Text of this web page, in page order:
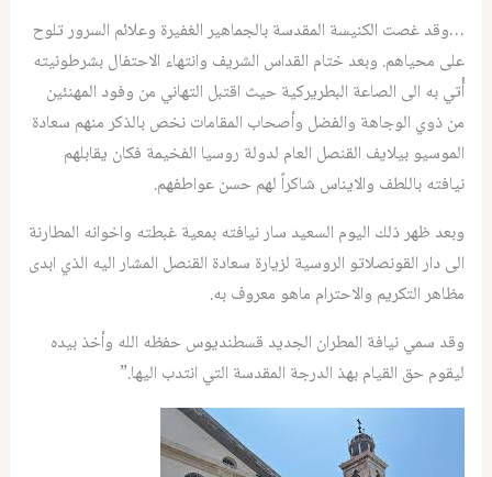
…وقد غصت الكنيسة المقدسة بالجماهير الغفيرة وعلائم السرور تلوح
على محياهم. وبعد ختام القداس الشريف وانتهاء الاحتفال بشرطونيته
أُتي به الى الصاعة البطريركية حيث اقتبل التهاني من وفود المهنئين
من ذوي الوجاهة والفضل وأصحاب المقامات نخص بالذكر منهم سعادة
الموسيو بيلايف القنصل العام لدولة روسيا الفخيمة فكان يقابلهم
نيافته باللطف والايناس شاكراً لهم حسن عواطفهم.
وبعد ظهر ذلك اليوم السعيد سار نيافته بمعية غبطته واخوانه المطارنة
الى دار القونصلاتو الروسية لزيارة سعادة القنصل المشار اليه الذي ابدى
مظاهر التكريم والاحترام ماهو معروف به.
وقد سمي نيافة المطران الجديد قسطنديوس حفظه الله وأخذ بيده
ليقوم حق القيام بهذ الدرجة المقدسة التي انتدب اليها.”